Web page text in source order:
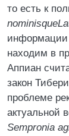
то есть к
информации
находим в
Аппиан
закон
проблеме
актуальной
Sempronia